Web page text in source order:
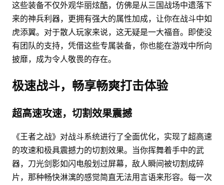
这些装备不仅外观华丽炫酷，仿佛是从三国战场中遗落下
来的神兵利器，更拥有强大的属性加成，让你在战斗中如
虎添翼。对于散人玩家来说，这无疑是一大福音。即使没
有团队的支持，凭借这些专属装备，你也能在游戏中所向
披靡，成为令人敬畏的存在。
极速战斗，畅享畅爽打击体验
超高速攻速，切割效果震撼
《王者之战》对战斗系统进行了全面优化，实现了超高速
的攻速和极具震撼力的切割效果。当你挥舞着手中的武
器，刀光剑影如闪电般划过屏幕，敌人瞬间被切割成碎
片，那种畅快淋漓的感觉简直无法用言语来形容。每一次